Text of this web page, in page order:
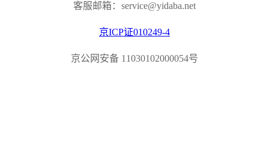
客服邮箱：service@yidaba.net
京ICP证010249-4
京公网安备 11030102000054号